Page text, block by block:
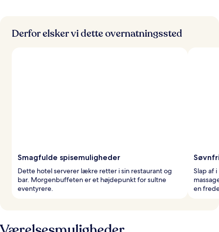
Derfor elsker vi dette overnatningssted
Smagfulde spisemuligheder
Dette hotel serverer lækre retter i sin restaurant og
bar. Morgenbuffeten er et højdepunkt for sultne
eventyrere.
Slap af
en